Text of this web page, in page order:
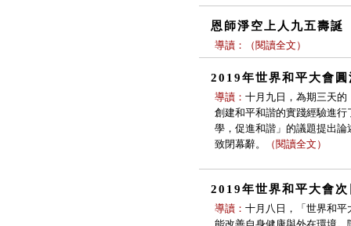
恩師淨空上人九五壽誕
導讀： （ 閱讀全文 ）
2019年世界和平大會圓
導讀： 十月九日，為期三天
創建和平和諧的實踐經驗進
學，促進和諧」的議題提出
致閉幕辭。
（ 閱讀全文 ）
2019年世界和平大會次
導讀： 十月八日，「世界和